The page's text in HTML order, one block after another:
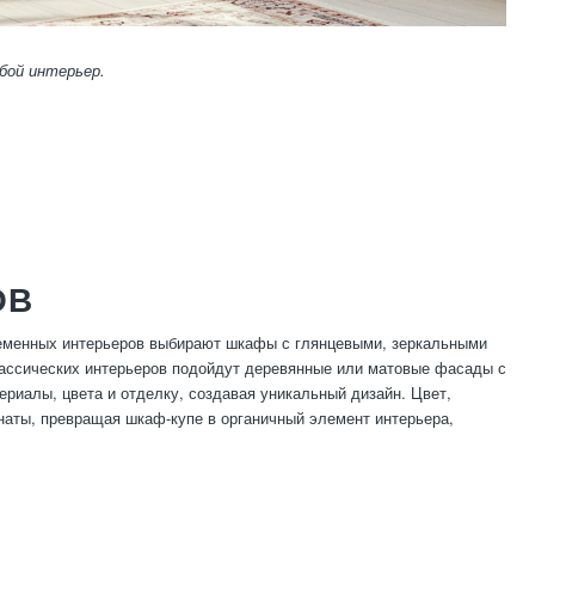
интерьер.
интерьеров выбирают шкафы с глянцевыми, зеркальными
интерьеров подойдут деревянные или матовые фасады с
цвета и отделку, создавая уникальный дизайн. Цвет,
превращая шкаф-купе в органичный элемент интерьера,